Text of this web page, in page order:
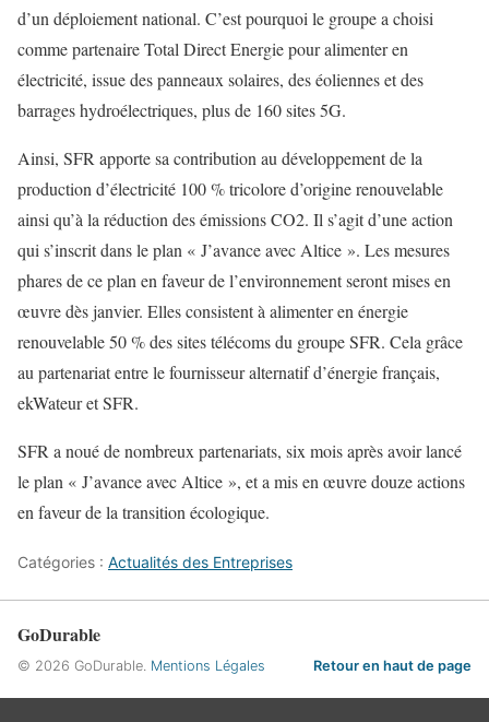
d’un déploiement national. C’est pourquoi le groupe a choisi
comme partenaire Total Direct Energie pour alimenter en
électricité, issue des panneaux solaires, des éoliennes et des
barrages hydroélectriques, plus de 160 sites 5G.
Ainsi, SFR apporte sa contribution au développement de la
production d’électricité 100 % tricolore d’origine renouvelable
ainsi qu’à la réduction des émissions CO2. Il s’agit d’une action
qui s’inscrit dans le plan « J’avance avec Altice ». Les mesures
phares de ce plan en faveur de l’environnement seront mises en
œuvre dès janvier. Elles consistent à alimenter en énergie
renouvelable 50 % des sites télécoms du groupe SFR. Cela grâce
au partenariat entre le fournisseur alternatif d’énergie français,
ekWateur et SFR.
SFR a noué de nombreux partenariats, six mois après avoir lancé
le plan « J’avance avec Altice », et a mis en œuvre douze actions
en faveur de la transition écologique.
Catégories : Actualités des Entreprises
GoDurable
© 2026 GoDurable. Mentions Légales Retour en haut de page